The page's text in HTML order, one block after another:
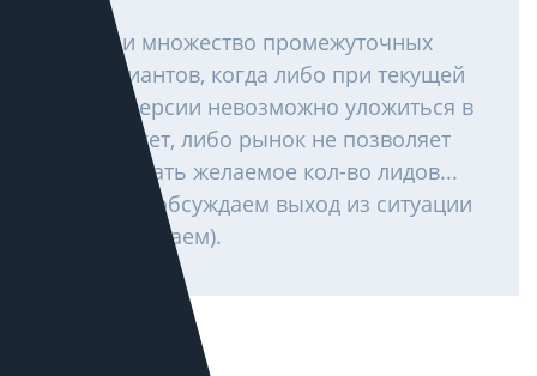
Ну и множество промежуточных
вариантов, когда либо при текущей
конверсии невозможно уложиться в
бюджет, либо рынок не позволяет
получать желаемое кол-во лидов...
Тогда обсуждаем выход из ситуации
и работаем).